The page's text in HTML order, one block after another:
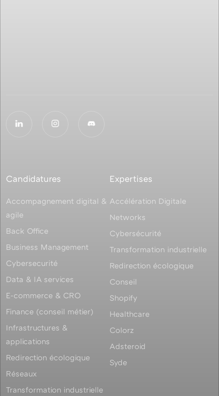
Candidatures
Accompagnement digital &
agile
Back Office
Business Management
Cybersecurité
Data & IA services
E-commerce & CRO
Finance (conseil métier)
Infrastructures &
applications
Redirection écologique
Réseaux
Transformation industrielle
Expertises
Accélération Digitale
Networks
Cybersécurité
Transformation industrielle
Redirection écologique
Conseil
Shopify
Healthcare
Colorz
Adsteroid
Syde